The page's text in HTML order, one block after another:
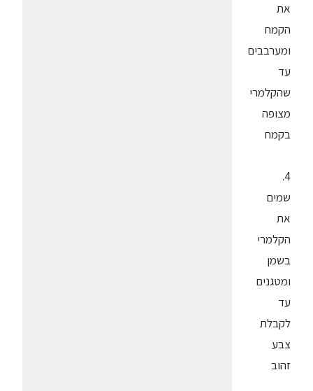
את
הקמח
ומערבבים
עד
שהקלמרי
מצופה
בקמח
4.
שמים
את
הקלמרי
בשמן
ומטגנים
עד
לקבלת
צבע
זהוב